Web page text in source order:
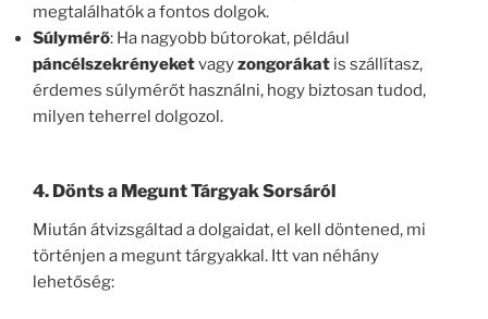
megtalálhatók a fontos dolgok.
Súlymérő: Ha nagyobb bútorokat, például
páncélszekrényeketvagyzongorákat is szállítasz,
érdemes súlymérőt használni, hogy biztosan tudod,
milyen teherrel dolgozol.
4. Dönts a Megunt Tárgyak Sorsáról
Miután átvizsgáltad a dolgaidat, el kell döntened, mi
történjen a megunt tárgyakkal. Itt van néhány
lehetőség: